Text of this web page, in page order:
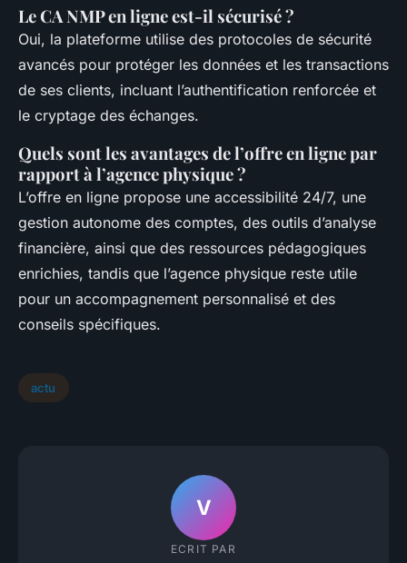
Le CA NMP en ligne est-il sécurisé ?
Oui, la plateforme utilise des protocoles de sécurité
avancés pour protéger les données et les transactions
de ses clients, incluant l’authentification renforcée et
le cryptage des échanges.
Quels sont les avantages de l’offre en ligne par
rapport à l’agence physique ?
L’offre en ligne propose une accessibilité 24/7, une
gestion autonome des comptes, des outils d’analyse
financière, ainsi que des ressources pédagogiques
enrichies, tandis que l’agence physique reste utile
pour un accompagnement personnalisé et des
conseils spécifiques.
actu
V
ECRIT PAR